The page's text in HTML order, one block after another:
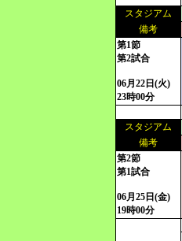
スタジアム
備考
第1節
第2試合
06月22日(火)
23時00分
スタジアム
備考
第2節
第1試合
06月25日(金)
19時00分